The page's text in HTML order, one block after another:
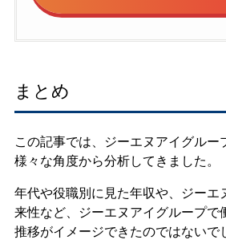
まとめ
この記事では、ジーエヌアイグルー
様々な角度から分析してきました。
年代や役職別に見た年収や、ジーエ
来性など、ジーエヌアイグループで
推移がイメージできたのではないで